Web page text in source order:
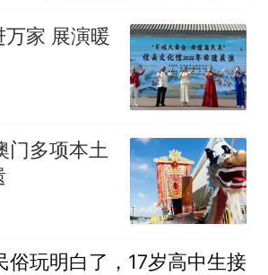
家 展演暖
门多项本土
俗玩明白了，17岁高中生接